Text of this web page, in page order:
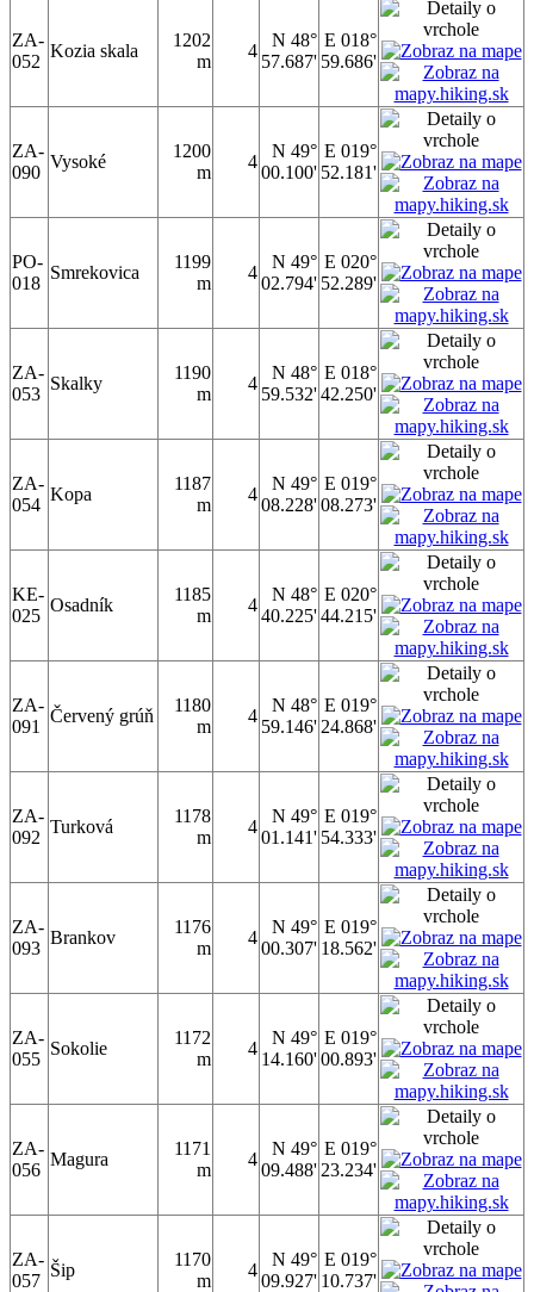
ZA-
052
Kozia skala
1202
m
4
N 48°
57.687'
E 018°
59.686'
ZA-
090
Vysoké
1200
m
4
N 49°
00.100'
E 019°
52.181'
PO-
018
Smrekovica
1199
m
4
N 49°
02.794'
E 020°
52.289'
ZA-
053
Skalky
1190
m
4
N 48°
59.532'
E 018°
42.250'
ZA-
054
Kopa
1187
m
4
N 49°
08.228'
E 019°
08.273'
KE-
025
Osadník
1185
m
4
N 48°
40.225'
E 020°
44.215'
ZA-
091
Červený grúň
1180
m
4
N 48°
59.146'
E 019°
24.868'
ZA-
092
Turková
1178
m
4
N 49°
01.141'
E 019°
54.333'
ZA-
093
Brankov
1176
m
4
N 49°
00.307'
E 019°
18.562'
ZA-
055
Sokolie
1172
m
4
N 49°
14.160'
E 019°
00.893'
ZA-
056
Magura
1171
m
4
N 49°
09.488'
E 019°
23.234'
ZA-
057
Šip
1170
m
4
N 49°
09.927'
E 019°
10.737'